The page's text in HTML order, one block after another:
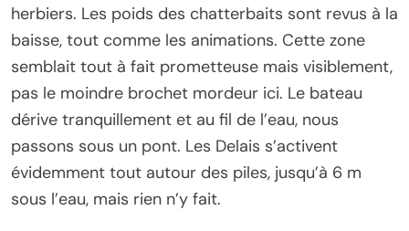
herbiers. Les poids des chatterbaits sont revus à la
baisse, tout comme les animations. Cette zone
semblait tout à fait prometteuse mais visiblement,
pas le moindre brochet mordeur ici. Le bateau
dérive tranquillement et au fil de l’eau, nous
passons sous un pont. Les Delais s’activent
évidemment tout autour des piles, jusqu’à 6 m
sous l’eau, mais rien n’y fait.